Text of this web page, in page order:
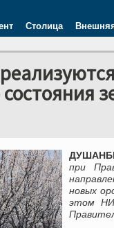
Столица
при
новых
этом